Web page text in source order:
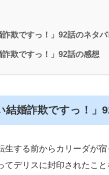
欺ですっ！」92話のネタバ
欺ですっ！」92話の感想
婚詐欺ですっ！」
生する前からカリーダが
デリスに封印されたこと